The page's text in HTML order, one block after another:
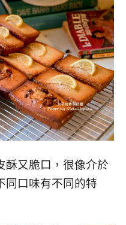
酥又脆口，很像介於
同口味有不同的特